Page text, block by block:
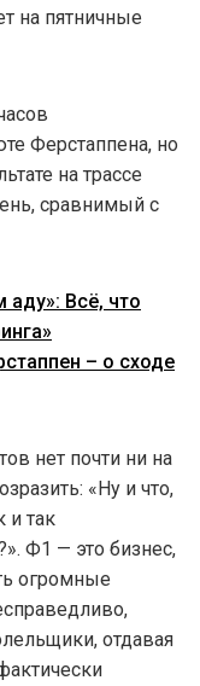
на пятничные
Ферстаппена, но
на трассе
сравнимый с
аду»: Всё, что
– о сходе
нет почти ни на
«Ну и что,
и так
Ф1 — это бизнес,
огромные
отдавая